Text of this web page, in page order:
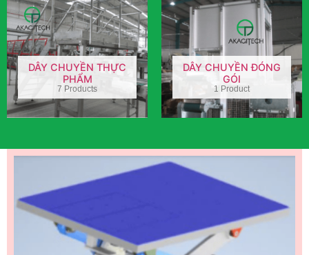
DÂY CHUYỀN THỰC
PHẨM
7 Products
DÂY CHUYỀN ĐÓNG
GÓI
1 Product